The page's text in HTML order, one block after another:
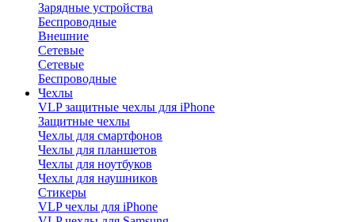
Зарядные устройства
Беспроводные
Внешние
Сетевые
Сетевые
Беспроводные
Чехлы
VLP защитные чехлы для iPhone
Защитные чехлы
Чехлы для смартфонов
Чехлы для планшетов
Чехлы для ноутбуков
Чехлы для наушников
Стикеры
VLP чехлы для iPhone